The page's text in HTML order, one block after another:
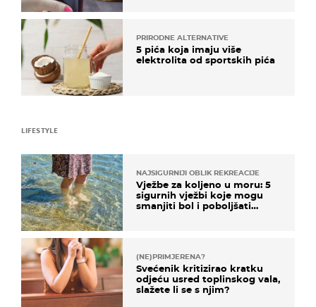
PRIRODNE ALTERNATIVE
5 pića koja imaju više
elektrolita od sportskih pića
LIFESTYLE
NAJSIGURNIJI OBLIK REKREACIJE
Vježbe za koljeno u moru: 5
sigurnih vježbi koje mogu
smanjiti bol i poboljšati
(NE)PRIMJERENA?
Svećenik kritizirao kratku
odjeću usred toplinskog vala,
slažete li se s njim?